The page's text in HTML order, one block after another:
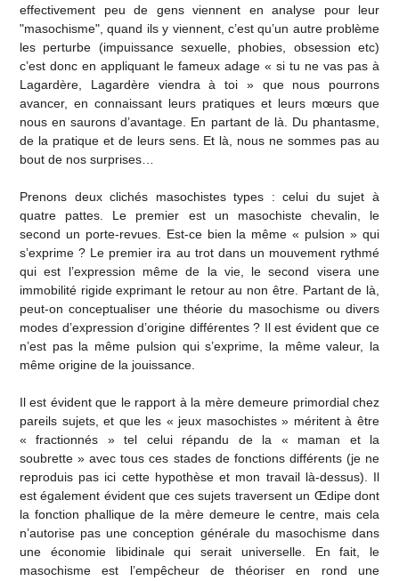
effectivement peu de gens viennent en analyse pour leur
"masochisme", quand ils y viennent, c’est qu’un autre problème
les perturbe (impuissance sexuelle, phobies, obsession etc)
c’est donc en appliquant le fameux adage « si tu ne vas pas à
Lagardère, Lagardère viendra à toi » que nous pourrons
avancer, en connaissant leurs pratiques et leurs mœurs que
nous en saurons d’avantage. En partant de là. Du phantasme,
de la pratique et de leurs sens. Et là, nous ne sommes pas au
bout de nos surprises…
Prenons deux clichés masochistes types : celui du sujet à
quatre pattes. Le premier est un masochiste chevalin, le
second un porte-revues. Est-ce bien la même « pulsion » qui
s’exprime ? Le premier ira au trot dans un mouvement rythmé
qui est l’expression même de la vie, le second visera une
immobilité rigide exprimant le retour au non être. Partant de là,
peut-on conceptualiser une théorie du masochisme ou divers
modes d’expression d’origine différentes ? Il est évident que ce
n’est pas la même pulsion qui s’exprime, la même valeur, la
même origine de la jouissance.
Il est évident que le rapport à la mère demeure primordial chez
pareils sujets, et que les « jeux masochistes » méritent à être
« fractionnés » tel celui répandu de la « maman et la
soubrette » avec tous ces stades de fonctions différents (je ne
reproduis pas ici cette hypothèse et mon travail là-dessus). Il
est également évident que ces sujets traversent un Œdipe dont
la fonction phallique de la mère demeure le centre, mais cela
n’autorise pas une conception générale du masochisme dans
une économie libidinale qui serait universelle. En fait, le
masochisme est l’empêcheur de théoriser en rond une